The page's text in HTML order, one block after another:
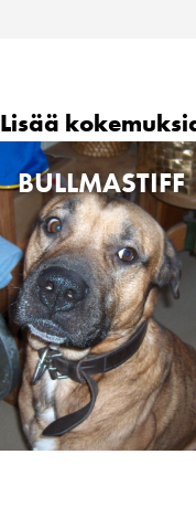
Lisää
BULLMASTIFF